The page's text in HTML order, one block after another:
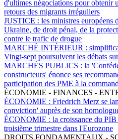
d'ultimes négociations pour obtenir
retours des migrants irréguliers
JUSTICE : les ministres européens
Ukraine, de droit pénal, de la
contre le trafic de drogue
MARCHÉ INTÉRIEUR :
Vingt-sept poursuivent les débats
MARCHÉS PUBLICS : la
constructeurs' énonce ses
participation des PME à la
ÉCONOMIE - FINANCES -
ÉCONOMIE : Friedrich Merz se
conviction' auprès de son
ÉCONOMIE : la croissance du
troisième trimestre dans l'Eurozone